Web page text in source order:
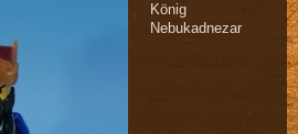
König
Nebukadnezar